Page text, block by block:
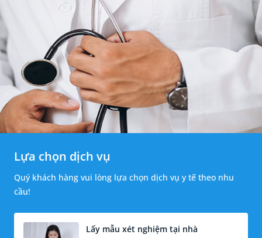
Lựa chọn dịch vụ
Quý khách hàng vui lòng lựa chọn dịch vụ y tế theo nhu
cầu!
Lấy mẫu xét nghiệm tại nhà